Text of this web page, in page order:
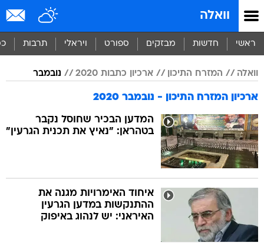
וואלה
ראשי חדשות מבזקים ספורט ויראלי תרבות
וואלה המזרח התיכון ארכיון כתבות 2020 נובמבר
ארכיון המזרח התיכון - נובמבר 2020
המדען הבכיר שחוסל נקבר
בטהראן: "נאיץ את תכנית הגרעין"
איחוד האימרויות מגנה את
ההתנקשות במדען הגרעין
האיראני: יש לנהוג באיפוק